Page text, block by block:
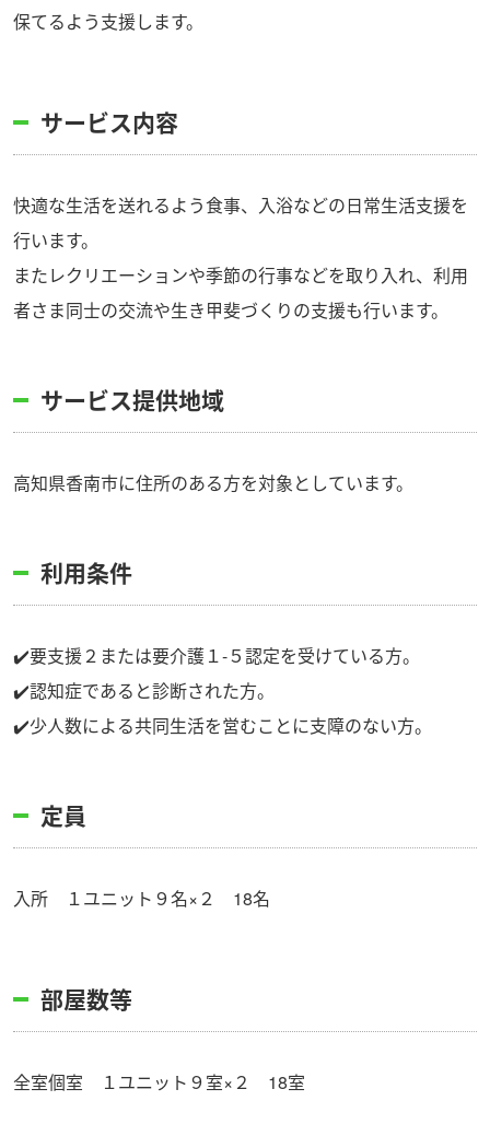
保てるよう支援します。
サービス内容
快適な生活を送れるよう食事、入浴などの日常生活支援を
行います。
またレクリエーションや季節の行事などを取り入れ、利用
者さま同士の交流や生き甲斐づくりの支援も行います。
サービス提供地域
高知県香南市に住所のある方を対象としています。
利用条件
✔️要支援２または要介護１-５認定を受けている方。
✔️認知症であると診断された方。
✔️少人数による共同生活を営むことに支障のない方。
定員
入所 １ユニット９名×２ 18名
部屋数等
全室個室 １ユニット９室×２ 18室